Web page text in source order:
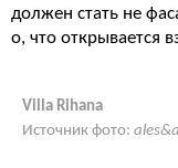
должен стать не
о, что открывается
Villa Rihana
Источник фото: